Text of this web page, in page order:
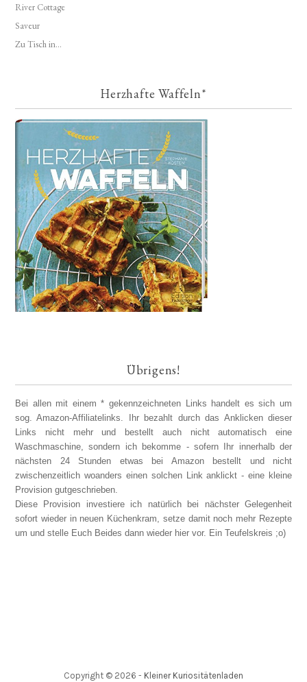
River Cottage
Saveur
Zu Tisch in...
Herzhafte Waffeln*
Übrigens!
Bei allen mit einem * gekennzeichneten Links handelt es sich um
sog. Amazon-Affiliatelinks. Ihr bezahlt durch das Anklicken dieser
Links nicht mehr und bestellt auch nicht automatisch eine
Waschmaschine, sondern ich bekomme - sofern Ihr innerhalb der
nächsten 24 Stunden etwas bei Amazon bestellt und nicht
zwischenzeitlich woanders einen solchen Link anklickt - eine kleine
Provision gutgeschrieben.
Diese Provision investiere ich natürlich bei nächster Gelegenheit
sofort wieder in neuen Küchenkram, setze damit noch mehr Rezepte
um und stelle Euch Beides dann wieder hier vor. Ein Teufelskreis ;o)
Copyright © 2026 - Kleiner Kuriositätenladen